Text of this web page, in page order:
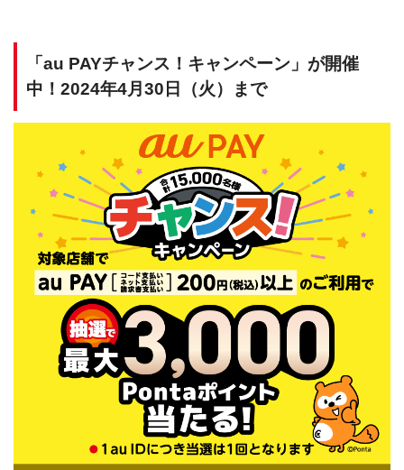
「au PAYチャンス！キャンペーン」が開催
中！2024年4月30日（火）まで